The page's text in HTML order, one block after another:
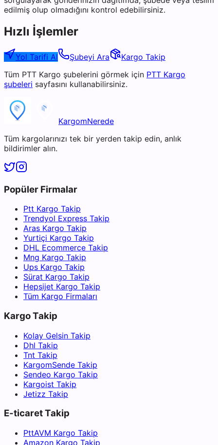
edilmiş olup olmadığını kontrol edebilirsiniz.
Hızlı İşlemler
Yol Tarifi Al Şubeyi Ara
Kargo Takip
Tüm PTT Kargo şubelerini görmek için PTT Kargo
şubeleri sayfasını kullanabilirsiniz.
KargomNerede
Tüm kargolarınızı tek bir yerden takip edin, anlık
bildirimler alın.
Popüler Firmalar
Ptt Kargo Takip
Trendyol Express Takip
Aras Kargo Takip
Yurtiçi Kargo Takip
DHL Ecommerce Takip
Mng Kargo Takip
Ups Kargo Takip
Sürat Kargo Takip
Hepsijet Kargo Takip
Tüm Kargo Firmaları
Kargo Takip
Kolay Gelsin Takip
Dhl Takip
Tnt Takip
KargomSende Takip
Sendeo Kargo Takip
Kargoist Takip
Jetizz Takip
E-ticaret Takip
PttAVM Kargo Takip
Amazon Kargo Takip